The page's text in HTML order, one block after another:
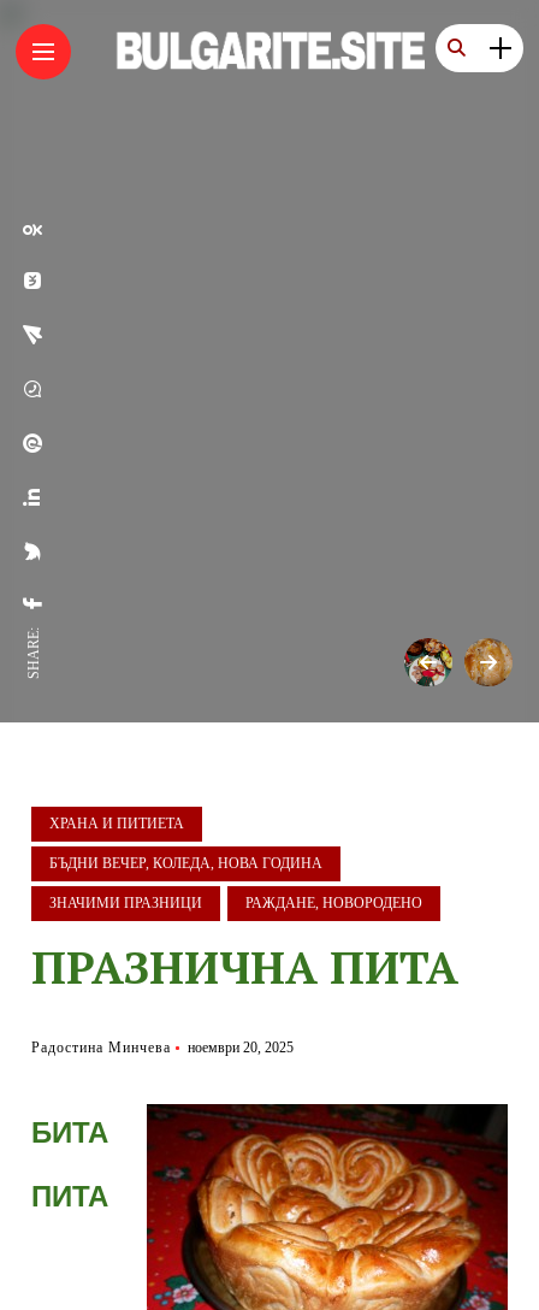
SHARE:
ХРАНА И ПИТИЕТА
БЪДНИ ВЕЧЕР, КОЛЕДА, НОВА ГОДИНА
ЗНАЧИМИ ПРАЗНИЦИ РАЖДАНЕ, НОВОРОДЕНО
ПРАЗНИЧНА ПИТА
Радостина Минчева ноември 20, 2025
БИТА
ПИТА